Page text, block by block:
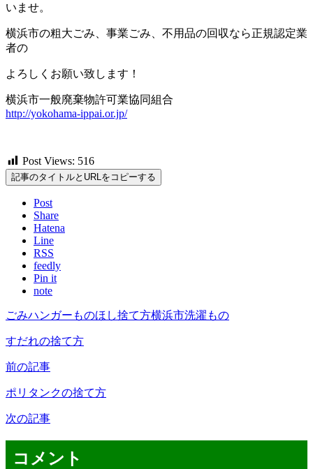
いませ。
横浜市の粗大ごみ、事業ごみ、不用品の回収なら正規認定業
者の
よろしくお願い致します！
横浜市一般廃棄物許可業協同組合
http://yokohama-ippai.or.jp/
Post Views: 516
記事のタイトルとURLをコピーする
Post
Share
Hatena
Line
RSS
feedly
Pin it
note
ごみハンガー ものほし捨て方横浜市洗濯もの
すだれの捨て方
前の記事
ポリタンクの捨て方
次の記事
コメント